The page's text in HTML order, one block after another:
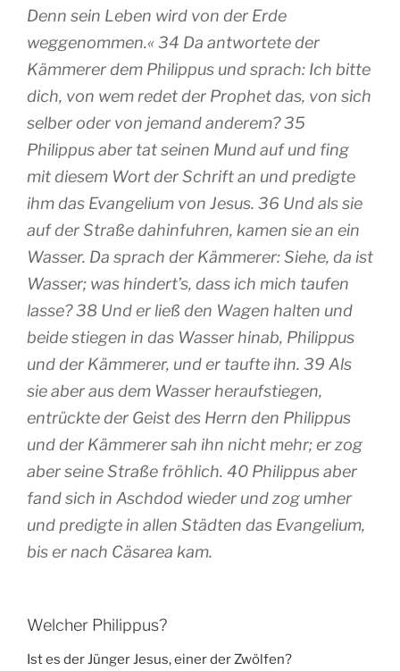
Denn sein Leben wird von der Erde
weggenommen.« 34 Da antwortete der
Kämmerer dem Philippus und sprach: Ich bitte
dich, von wem redet der Prophet das, von sich
selber oder von jemand anderem? 35
Philippus aber tat seinen Mund auf und fing
mit diesem Wort der Schrift an und predigte
ihm das Evangelium von Jesus. 36 Und als sie
auf der Straße dahinfuhren, kamen sie an ein
Wasser. Da sprach der Kämmerer: Siehe, da ist
Wasser; was hindert’s, dass ich mich taufen
lasse? 38 Und er ließ den Wagen halten und
beide stiegen in das Wasser hinab, Philippus
und der Kämmerer, und er taufte ihn. 39 Als
sie aber aus dem Wasser heraufstiegen,
entrückte der Geist des Herrn den Philippus
und der Kämmerer sah ihn nicht mehr; er zog
aber seine Straße fröhlich. 40 Philippus aber
fand sich in Aschdod wieder und zog umher
und predigte in allen Städten das Evangelium,
bis er nach Cäsarea kam.
Welcher Philippus?
Ist es der Jünger Jesus, einer der Zwölfen?